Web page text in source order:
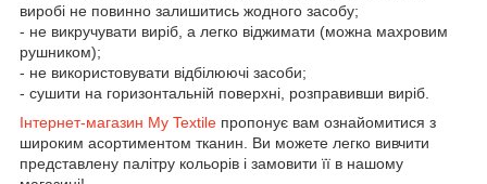
виробі не повинно залишитись жодного засобу;
- не викручувати виріб, а легко віджимати (можна махровим
рушником);
- не використовувати відбілюючі засоби;
- сушити на горизонтальній поверхні, розправивши виріб.
Інтернет-магазин My Textile пропонує вам ознайомитися з
широким асортиментом тканин. Ви можете легко вивчити
представлену палітру кольорів і замовити її в нашому